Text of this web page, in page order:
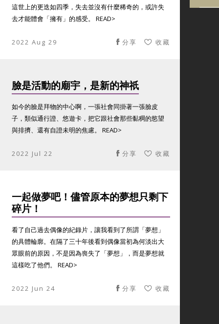
這世上的更迭如四季，失去並沒有什麼稀奇的，或許失
去才能體會「擁有」的感受。 READ>
2022 Aug 29 收藏
分享
臉是活動的廟宇，是新的神祇
如今的臉是拜物的中心啊，一張社會同掛著一張臉皮
子，類似通行證、悠遊卡，把它跟社會那些黏稠的慾望
與排擠、還有自證未明的焦慮。 READ>
2022 Jul 22 收藏
分享
一起做夢吧！儘管原本的夢想只剩下
碎片！
看了自己過去偶像的紀錄片，讓我看到了所謂「夢想」
的具體輪廓。在隔了三十年後看到偶像當初為何淡出大
眾眼前的原因，不是因為喪失了「夢想」，而是夢想就
這樣吃了他們。 READ>
2022 Jun 24 收藏
分享